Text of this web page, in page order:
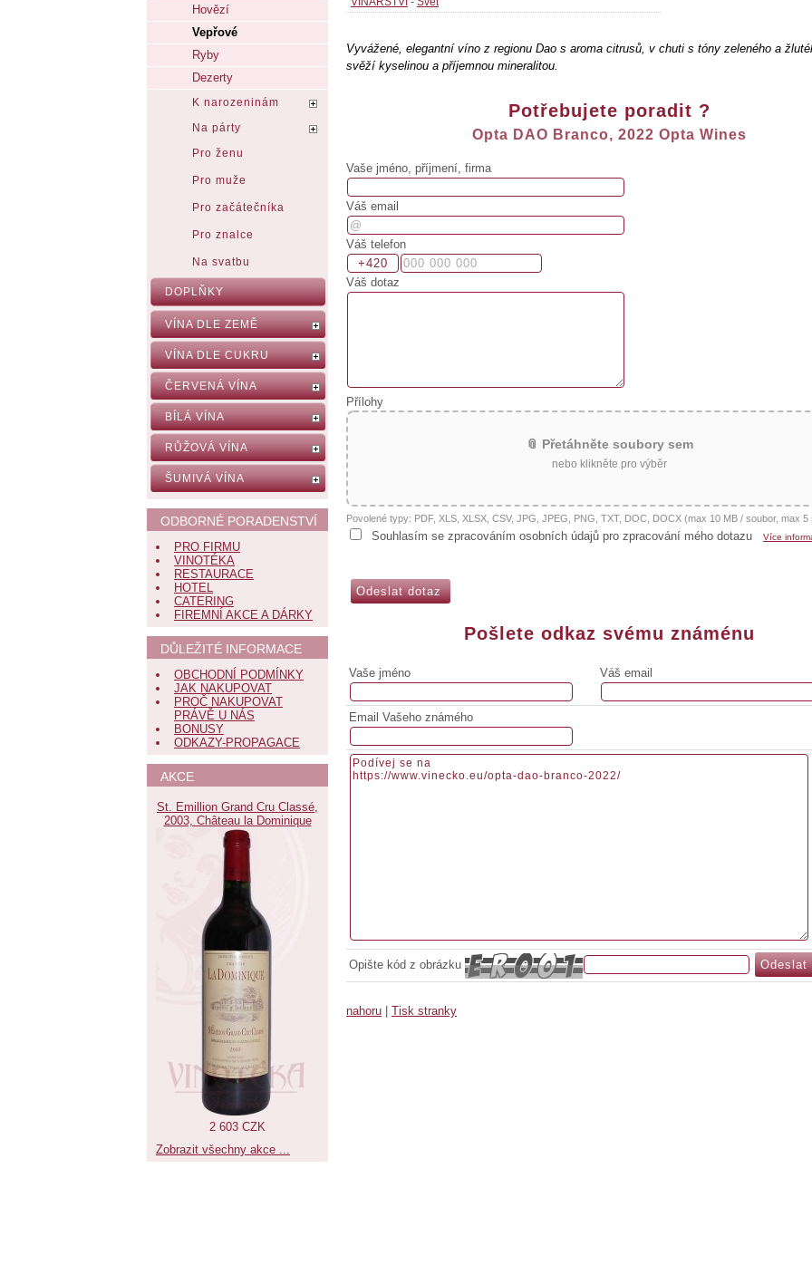
Vyvážené, elegantní víno z regionu Dao s aroma citrusů, v chuti s tóny zeleného a
svěží kyselinou a příjemnou mineralitou.
Potřebujete poradit ?
Opta DAO Branco, 2022 Opta Wines
Vaše jméno, příjmení, firma
Váš email
Váš telefon
Váš dotaz
Přílohy
📎 Přetáhněte soubory sem
nebo klikněte pro výběr
Povolené typy: PDF, XLS, XLSX, CSV, JPG, JPEG, PNG, TXT, DOC, DOCX (max 10 MB / soubor, max 5
Souhlasím se zpracováním osobních údajů pro zpracování mého dotazu Více
Pošlete odkaz svému známénu
Vaše jméno Váš email
Email Vašeho známého
Opište kód z obrázku
nahoru Tisk stranky
Hovězí
Vepřové
Ryby
Dezerty
K narozeninám
Na párty
Pro ženu
Pro muže
Pro začátečníka
Pro znalce
Na svatbu
DOPLŇKY
VÍNA DLE ZEMĚ
VÍNA DLE CUKRU
ČERVENÁ VÍNA
BÍLÁ VÍNA
RŮŽOVÁ VÍNA
ŠUMIVÁ VÍNA
ODBORNÉ PORADENSTVÍ
PRO FIRMU
VINOTÉKA
RESTAURACE
HOTEL
CATERING
FIREMNÍ AKCE A DÁRKY
DŮLEŽITÉ INFORMACE
OBCHODNÍ PODMÍNKY
JAK NAKUPOVAT
PROČ NAKUPOVAT
PRÁVĚ U NÁS
BONUSY
ODKAZY-PROPAGACE
AKCE
St. Emillion Grand Cru Classé,
2003, Château la Dominique
2 603 CZK
Zobrazit všechny akce ...